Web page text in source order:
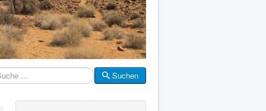
Suchen